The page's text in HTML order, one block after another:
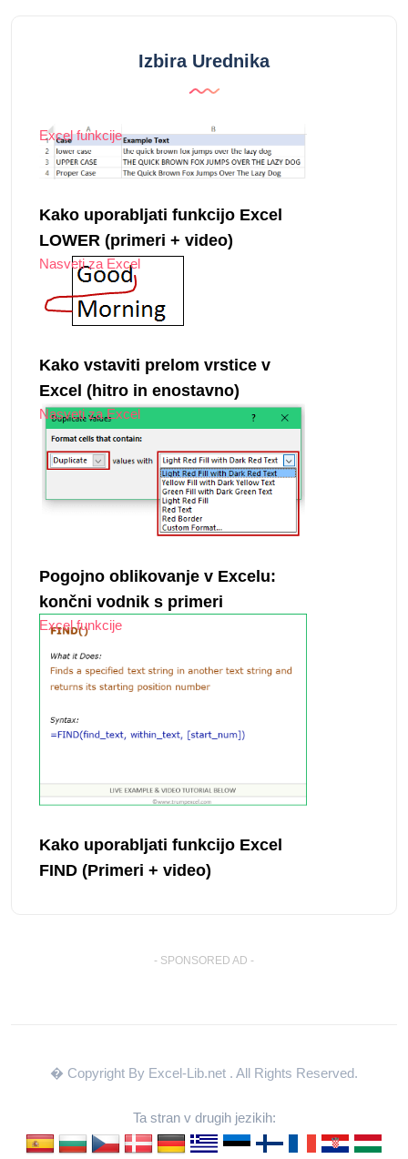
Izbira Urednika
Excel funkcije
Kako uporabljati funkcijo Excel
LOWER (primeri + video)
Nasveti za Excel
Kako vstaviti prelom vrstice v
Excel (hitro in enostavno)
Nasveti za Excel
Pogojno oblikovanje v Excelu:
končni vodnik s primeri
Excel funkcije
Kako uporabljati funkcijo Excel
FIND (Primeri + video)
- SPONSORED AD -
� Copyright By Excel-Lib.net . All Rights Reserved.
Ta stran v drugih jezikih: